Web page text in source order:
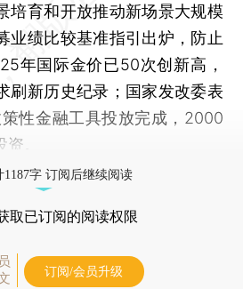
培育和开放推动新场景大规模
业绩比较基准指引出炉，防止
年国际金价已50次创新高，
刷新历史纪录；国家发改委表
性金融工具投放完成，2000
。
1187字 订阅后继续阅读
取已订阅的阅读权限
订阅/会员升级